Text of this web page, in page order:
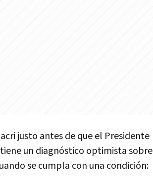
justo antes de que el Presidente
un diagnóstico optimista sobre
se cumpla con una condición: